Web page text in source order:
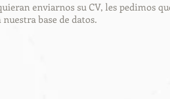
enviarnos su CV, les pedimos
base de datos.